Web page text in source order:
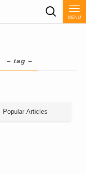
MENU
– tag –
Popular Articles